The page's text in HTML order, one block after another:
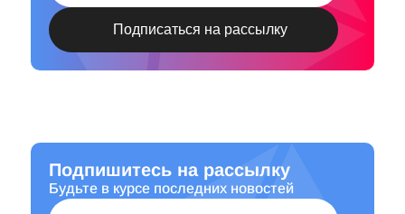
Подпишитесь на рассылку
Будьте в курсе последних новостей